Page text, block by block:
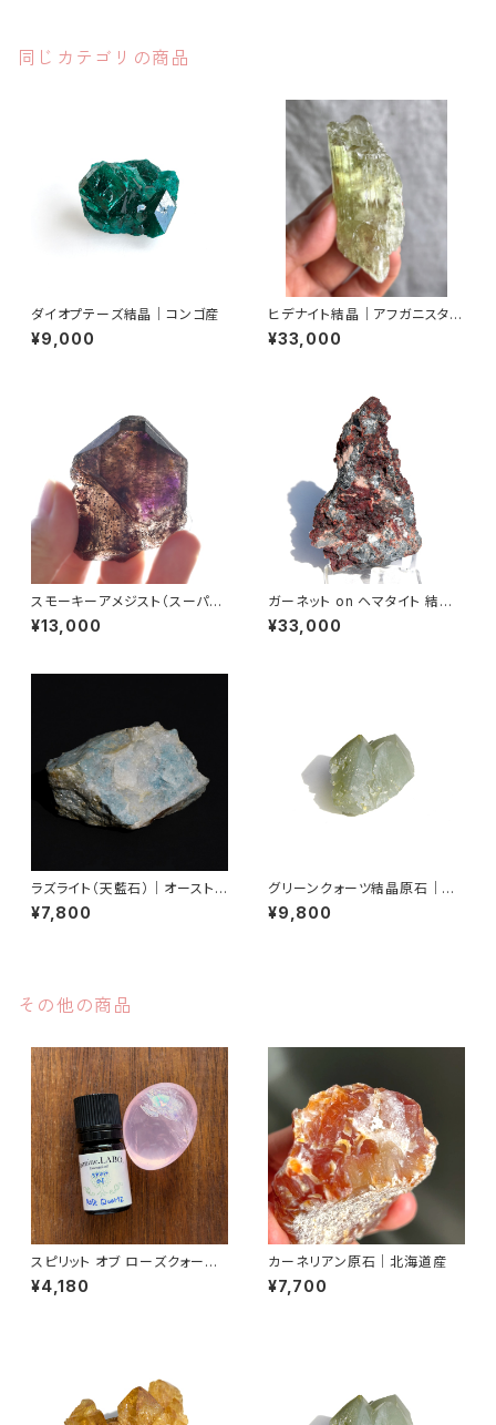
同じカテゴリの商品
ダイオプテーズ結晶｜コンゴ産
¥9,000
ヒデナイト結晶｜アフガニスタン
産
¥33,000
スモーキーアメジスト（スーパー
セブン）結晶原石｜ブラジル産
¥13,000
ガーネット on ヘマタイト 結晶
原石｜南アフリカ産
¥33,000
ラズライト（天藍石）｜オーストリ
ア産
¥7,800
グリーンクォーツ結晶原石｜ロ
シア（ダルネゴルスク）産
¥9,800
その他の商品
スピリット オブ ローズクォーツ
｜ Spirit of Rose Quartz 5
ml
¥4,180
カーネリアン原石｜北海道産
¥7,700